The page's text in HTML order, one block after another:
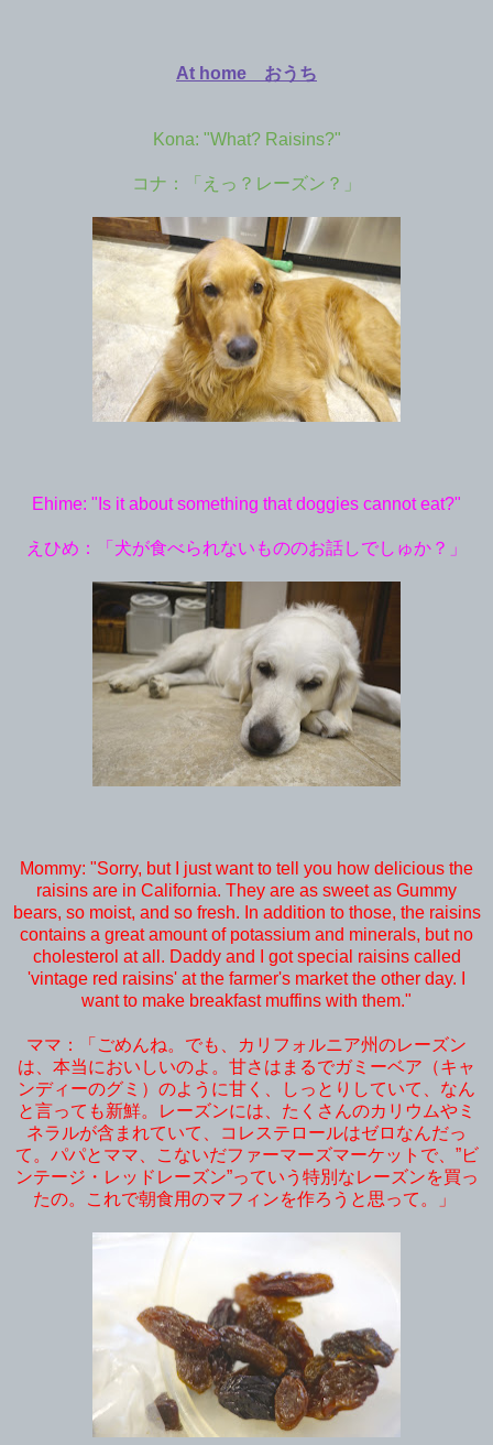
At home おうち
Kona: "What? Raisins?"
コナ：「えっ？レーズン？」
Ehime: "Is it about something that doggies cannot eat?"
えひめ：「犬が食べられないもののお話しでしゅか？」
Mommy: "Sorry, but I just want to tell you how delicious the
raisins are in California. They are as sweet as Gummy
bears, so moist, and so fresh. In addition to those, the raisins
contains a great amount of potassium and minerals, but no
cholesterol at all. Daddy and I got special raisins called
'vintage red raisins' at the farmer's market the other day. I
want to make breakfast muffins with them."
ママ：「ごめんね。でも、カリフォルニア州のレーズン
は、本当においしいのよ。甘さはまるでガミーベア（キャ
ンディーのグミ）のように甘く、しっとりしていて、なん
と言っても新鮮。レーズンには、たくさんのカリウムやミ
ネラルが含まれていて、コレステロールはゼロなんだっ
て。パパとママ、こないだファーマーズマーケットで、”ビ
ンテージ・レッドレーズン”っていう特別なレーズンを買っ
たの。これで朝食用のマフィンを作ろうと思って。」